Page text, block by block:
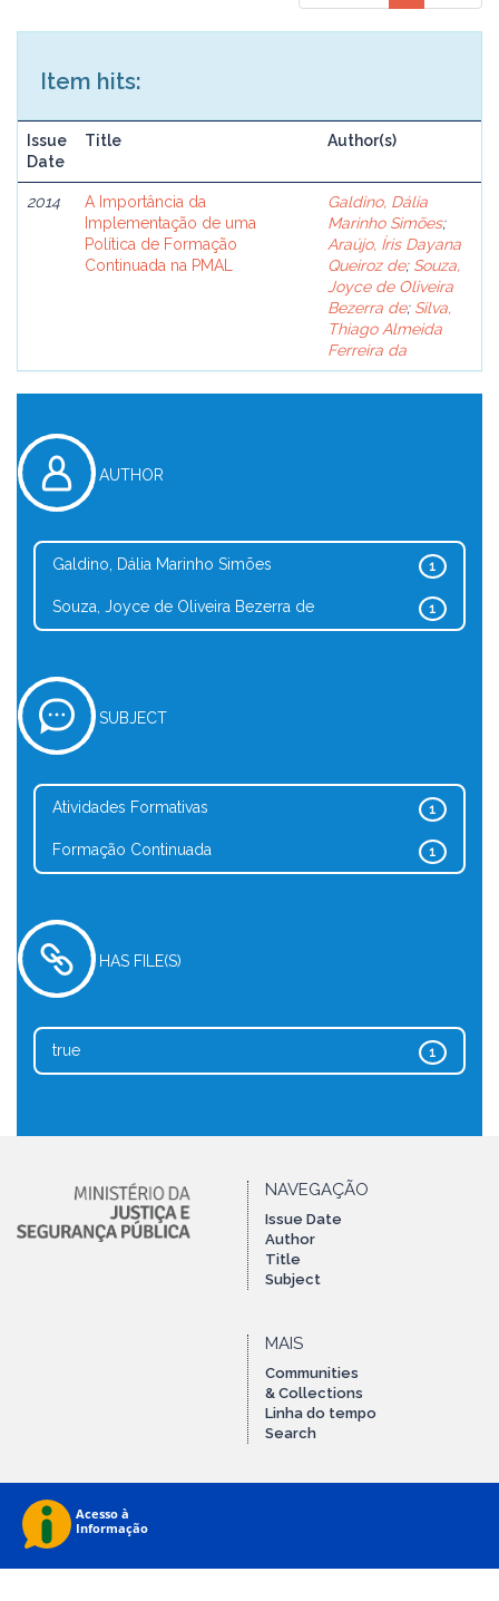
Item hits:
Issue
Date
Title Author(s)
2014
A Importância da
Implementação de uma
Política de Formação
Continuada na PMAL
Galdino, Dália
Marinho Simões;
Araújo, Íris Dayana
Queiroz de; Souza,
Joyce de Oliveira
Bezerra de; Silva,
Thiago Almeida
Ferreira da
AUTHOR
1
Galdino, Dália Marinho Simões
1
Souza, Joyce de Oliveira Bezerra de
SUBJECT
1
Atividades Formativas
1
Formação Continuada
HAS FILE(S)
1
true
NAVEGAÇÃO
Issue Date
Author
Title
Subject
MAIS
Communities
& Collections
Linha do tempo
Search